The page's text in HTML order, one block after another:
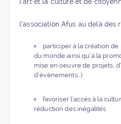
l’association Afus au delà des
participer à la création
du monde ainsi qu’à la
mise en oeuvre de projets,
d’évènements…)
favoriser l’accès à la
réduction des inégalités